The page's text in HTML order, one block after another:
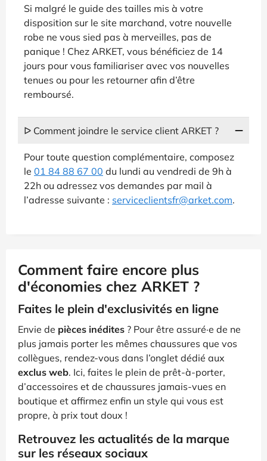
Si malgré le guide des tailles mis à votre
disposition sur le site marchand, votre nouvelle
robe ne vous sied pas à merveilles, pas de
panique ! Chez ARKET, vous bénéficiez de 14
jours pour vous familiariser avec vos nouvelles
tenues ou pour les retourner afin d’être
remboursé.
ᐅ Comment joindre le service client ARKET ?
Pour toute question complémentaire, composez
le 01 84 88 67 00 du lundi au vendredi de 9h à
22h ou adressez vos demandes par mail à
l’adresse suivante : serviceclientsfr@arket.com.
Comment faire encore plus
d'économies chez ARKET ?
Faites le plein d'exclusivités en ligne
Envie de pièces inédites ? Pour être assuré·e de ne
plus jamais porter les mêmes chaussures que vos
collègues, rendez-vous dans l’onglet dédié aux
exclus web. Ici, faites le plein de prêt-à-porter,
d’accessoires et de chaussures jamais-vues en
boutique et affirmez enfin un style qui vous est
propre, à prix tout doux !
Retrouvez les actualités de la marque
sur les réseaux sociaux